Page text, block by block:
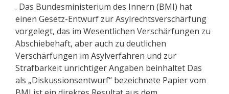
. Das Bundesministerium des Innern (BMI) hat
einen Gesetz-Entwurf zur Asylrechtsverschärfung
vorgelegt, das im Wesentlichen Verschärfungen zu
Abschiebehaft, aber auch zu deutlichen
Verschärfungen im Asylverfahren und zur
Strafbarkeit unrichtiger Angaben beinhaltet Das
als „Diskussionsentwurf“ bezeichnete Papier vom